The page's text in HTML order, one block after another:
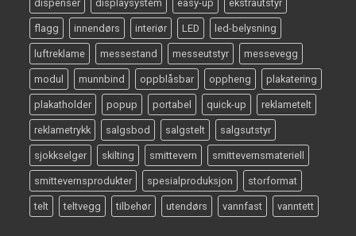
dispenser displaysystem easy-up ekstrautstyr
flagg innendørs interiør LED led-belysning
luftreklame messestand messeutstyr messevegg
modul munnbind oppblåsbar oppheng plakatering
plakatholder popup portabel quick-up reklametelt
reklametrykk salgsbod salgstelt salgsutstyr
sjokkselger skilting smittevern smittevernsmateriell
smittevernsprodukter spesialproduksjon storformat
telt teltvegg tilbehør utendørs vannfast vanntett